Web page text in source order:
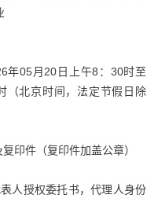
年05月20日上午8：30时至
（北京时间，法定节假日除
印件（复印件加盖公章）
人授权委托书，代理人身份